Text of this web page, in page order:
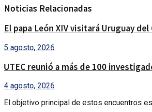
Noticias Relacionadas
El papa León XIV visitará Uruguay
5 agosto, 2026
UTEC reunió a más de 100
4 agosto, 2026
El objetivo principal de estos encuentros